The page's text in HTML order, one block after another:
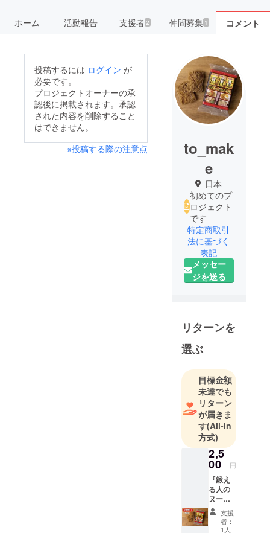
ホーム 活動報告 支援者2 仲間募集 1 コメント
投稿するには ログイン が
必要です。
プロジェクトオーナーの承
認後に掲載されます。承認
された内容を削除すること
はできません。
※投稿する際の注意点
to_mak
e
日本
初めてのプ
ロジェクト
です
特定商取引
法に基づく
表記
メッセー
ジを送る
リターンを
選ぶ
目標金額
未達でも
リターン
が届きま
す(All-in
方式)
2,5
00 円
『鍛え
る人の
ヌード
ル』4食
セット
（2袋）
支援
者：
1人